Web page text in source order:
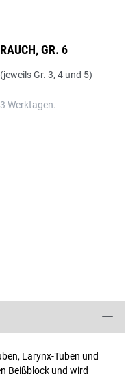
GR. 6
Gr. 3, 4 und 5)
Werktagen.
Larynx-Tuben und
Beißblock und wird